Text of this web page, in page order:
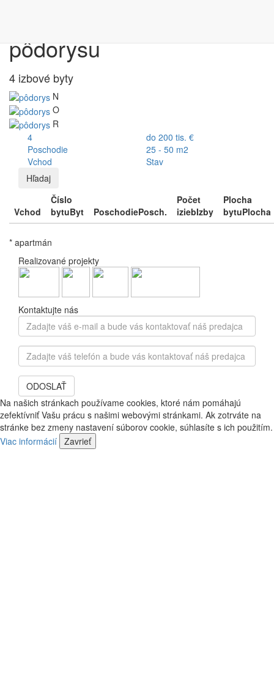
pôdorysu
4 izbové byty
N
O
R
4
do 200 tis. €
Poschodie
25 - 50 m2
Vchod
Stav
Hľadaj
Vchod
Číslo
bytuByt PoschodiePosch.
Počet
iziebIzby
Plocha
bytuPlocha
* apartmán
Realizované projekty
Kontaktujte nás
Zadajte
váš
e-
mail
a
bude
vás
kontaktovať
náš
predajca
Zadajte
váš
telefón
bude
vás
kontaktovať
náš
predajca
ODOSLAŤ
Na našich stránkach používame cookies, ktoré nám pomáhajú
zefektívniť Vašu prácu s našimi webovými stránkami. Ak zotrváte na
stránke bez zmeny nastavení súborov cookie, súhlasíte s ich použitím.
Viac informácií Zavrieť